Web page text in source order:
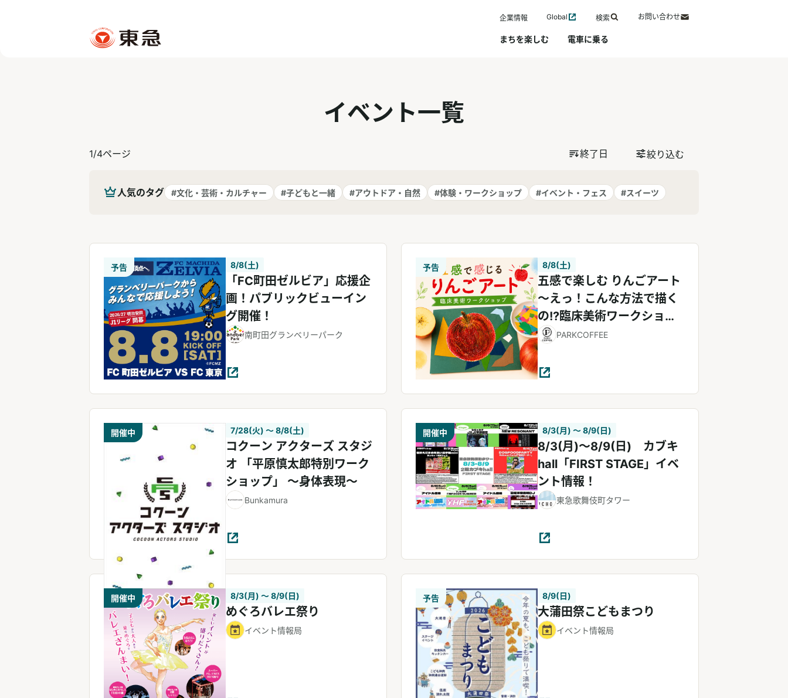
企業情報 Global 検索 お問い合わせ
まちを楽しむ 電車に乗る
イベント一覧
1/4ページ 終了日 絞り込む
人気のタグ #文化・芸術・カルチャー #子どもと一緒 #アウトドア・自然 #体験・ワークショップ #イベント・フェス #スイーツ
予告 8/8(土)
「FC町田ゼルビア」応援企
画！パブリックビューイン
グ開催！
南町田グランベリーパーク
予告 8/8(土)
五感で楽しむ りんごアート
～えっ！こんな方法で描く
の!?臨床美術ワークショッ
プ～PARKCOFFEE
開催中 7/28(火) 〜 8/8(土)
コクーン アクターズ スタジ
オ 「平原慎太郎特別ワーク
ショップ」 ～身体表現～
Bunkamura
開催中 8/3(月) 〜 8/9(日)
8/3(月)～8/9(日) カブキ
hall「FIRST STAGE」イベ
ント情報！
東急歌舞伎町タワー
開催中 8/3(月) 〜 8/9(日)
めぐろバレエ祭り
イベント情報局
予告 8/9(日)
大蒲田祭こどもまつり
イベント情報局